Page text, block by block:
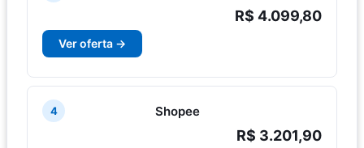
R$ 4.099,80
Ver oferta →
4 Shopee
R$ 3.201,90